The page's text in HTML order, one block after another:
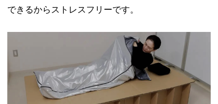
できるからストレスフリーです。